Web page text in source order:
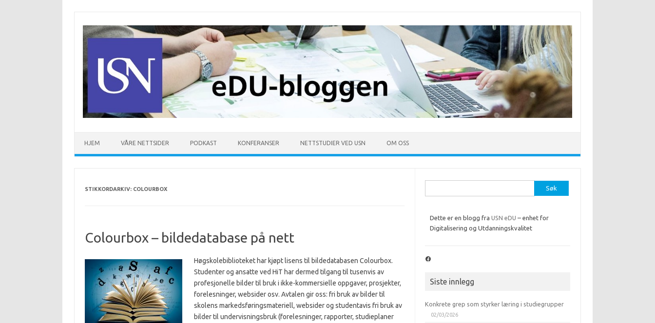
HJEM VÅRE NETTSIDER PODKAST KONFERANSER NETTSTUDIER VED USN OM OSS
STIKKORDARKIV: COLOURBOX
Colourbox – bildedatabase på nett
Høgskolebiblioteket har kjøpt lisens til bildedatabasen Colourbox.
Studenter og ansatte ved HiT har dermed tilgang til tusenvis av
profesjonelle bilder til bruk i ikke-kommersielle oppgaver, prosjekter,
forelesninger, websider osv. Avtalen gir oss: fri bruk av bilder til
skolens markedsføringsmateriell, websider og studentavis fri bruk av
bilder til undervisningsbruk (forelesninger, rapporter, studieplaner
etter:
Dette er en blogg fraUSN eDU – enhet for
Digitalisering og Utdanningskvalitet
Facebook
Siste innlegg
Konkrete grep som styrker læring i studiegrupper
02/03/2026